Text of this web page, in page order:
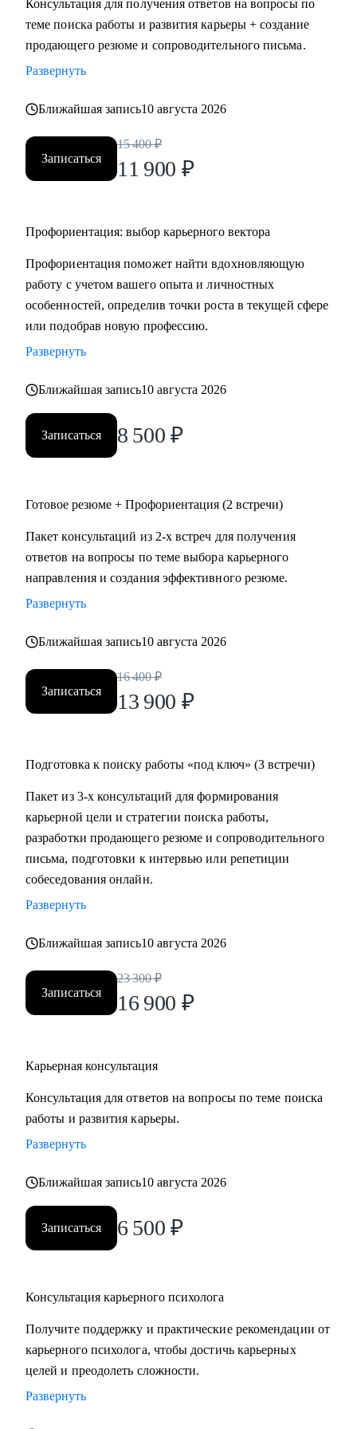
Кому могу помочь:
направлений:
• продажи, сопровождение продаж
• административный персонал
• организация мероприятий
• закупки, тендеры
• логистика, ВЭД
• маркетинг, PR
• образование
• бухгалтерия
• аналитика
• склад
• HR
Консультация для получения ответов на вопросы по
теме поиска работы и развития карьеры + создание
продающего резюме и сопроводительного письма.
Развернуть
Ближайшая запись10 августа 2026
Записаться
15 400 ₽
11 900 ₽
Профориентация: выбор карьерного вектора
Профориентация поможет найти вдохновляющую
работу с учетом вашего опыта и личностных
особенностей, определив точки роста в текущей сфере
или подобрав новую профессию.
Развернуть
Ближайшая запись10 августа 2026
Записаться 8 500 ₽
Готовое резюме + Профориентация (2 встречи)
Пакет консультаций из 2-х встреч для получения
ответов на вопросы по теме выбора карьерного
направления и создания эффективного резюме.
Развернуть
Ближайшая запись10 августа 2026
Записаться
16 400 ₽
13 900 ₽
Подготовка к поиску работы «под ключ» (3 встречи)
Пакет из 3-х консультаций для формирования
карьерной цели и стратегии поиска работы,
разработки продающего резюме и сопроводительного
письма, подготовки к интервью или репетиции
собеседования онлайн.
Развернуть
Ближайшая запись10 августа 2026
Записаться
23 300 ₽
16 900 ₽
Карьерная консультация
Консультация для ответов на вопросы по теме поиска
работы и развития карьеры.
Развернуть
Ближайшая запись10 августа 2026
Записаться 6 500 ₽
Консультация карьерного психолога
Получите поддержку и практические рекомендации от
карьерного психолога, чтобы достичь карьерных
целей и преодолеть сложности.
Развернуть